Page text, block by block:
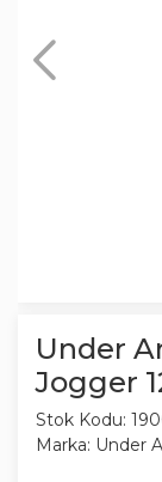
Under
Jogger
Stok Kodu:
Marka: Under